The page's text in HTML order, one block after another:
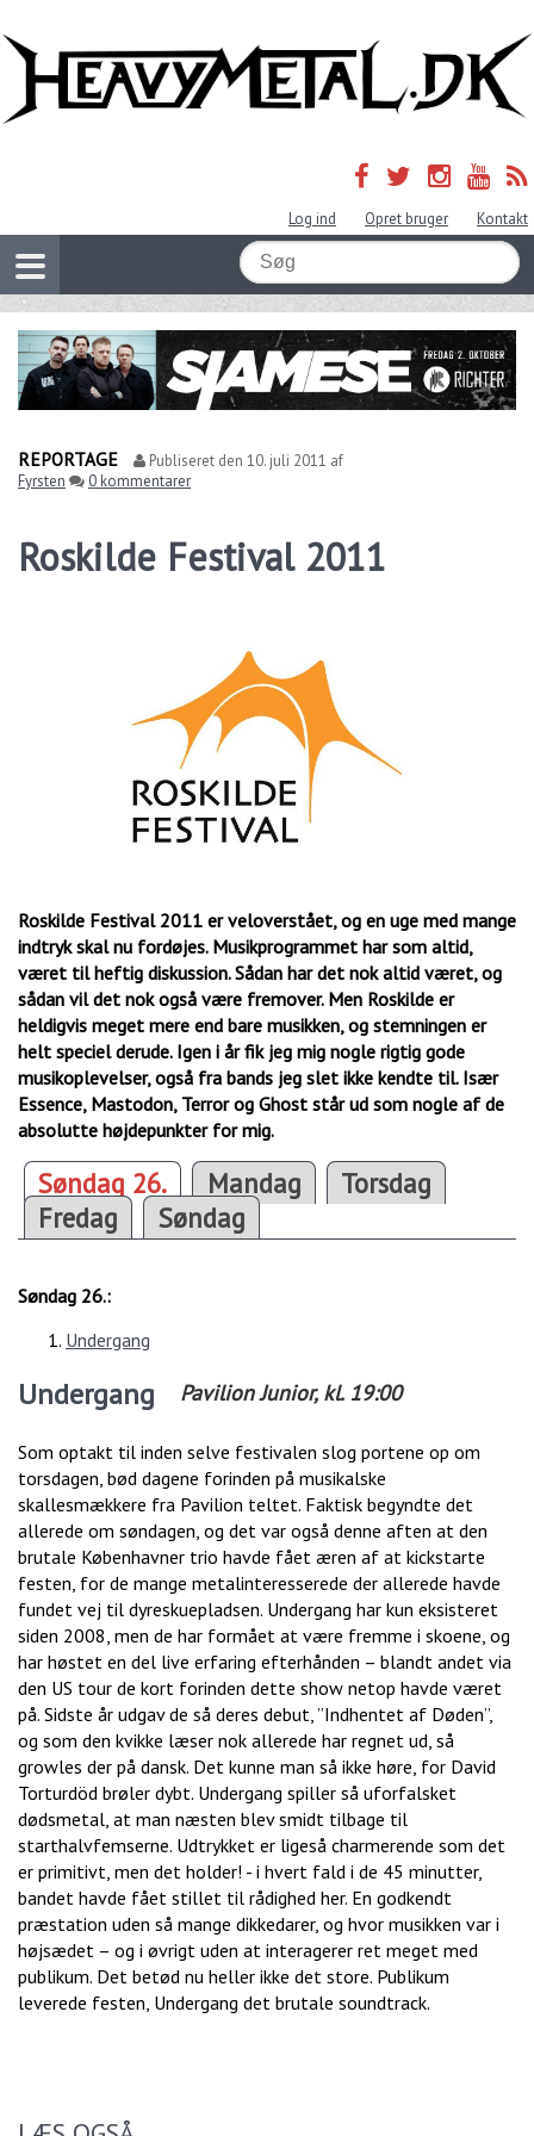
Log ind Opret bruger Kontakt
REPORTAGE Publiseret den 10. juli 2011 af
Fyrsten
0 kommentarer
Roskilde Festival 2011
Roskilde Festival 2011 er veloverstået, og en uge med mange
indtryk skal nu fordøjes. Musikprogrammet har som altid,
været til heftig diskussion. Sådan har det nok altid været, og
sådan vil det nok også være fremover. Men Roskilde er
heldigvis meget mere end bare musikken, og stemningen er
helt speciel derude. Igen i år fik jeg mig nogle rigtig gode
musikoplevelser, også fra bands jeg slet ikke kendte til. Især
Essence, Mastodon, Terror og Ghost står ud som nogle af de
absolutte højdepunkter for mig.
Søndag 26. Mandag
Torsdag
Fredag
Søndag
Søndag 26.:
Undergang
Undergang Pavilion Junior, kl. 19:00
Som optakt til inden selve festivalen slog portene op om
torsdagen, bød dagene forinden på musikalske
skallesmækkere fra Pavilion teltet. Faktisk begyndte det
allerede om søndagen, og det var også denne aften at den
brutale Københavner trio havde fået æren af at kickstarte
festen, for de mange metalinteresserede der allerede havde
fundet vej til dyreskuepladsen. Undergang har kun eksisteret
siden 2008, men de har formået at være fremme i skoene, og
har høstet en del live erfaring efterhånden – blandt andet via
den US tour de kort forinden dette show netop havde været
på. Sidste år udgav de så deres debut, ”Indhentet af Døden”,
og som den kvikke læser nok allerede har regnet ud, så
growles der på dansk. Det kunne man så ikke høre, for David
Torturdöd brøler dybt. Undergang spiller så uforfalsket
dødsmetal, at man næsten blev smidt tilbage til
starthalvfemserne. Udtrykket er ligeså charmerende som det
er primitivt, men det holder! - i hvert fald i de 45 minutter,
bandet havde fået stillet til rådighed her. En godkendt
præstation uden så mange dikkedarer, og hvor musikken var i
højsædet – og i øvrigt uden at interagerer ret meget med
publikum. Det betød nu heller ikke det store. Publikum
leverede festen, Undergang det brutale soundtrack.